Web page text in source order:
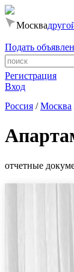
Москва
Подать
Регистрация
Вход
Россия /Москва
отчетные